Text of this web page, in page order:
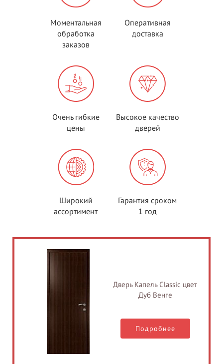
Моментальная
обработка
заказов
Оперативная
доставка
Очень гибкие
цены
Высокое качество
дверей
Широкий
ассортимент
Гарантия сроком
1 год
Дверь Капель Classic цвет
Дуб Венге
Подробнее